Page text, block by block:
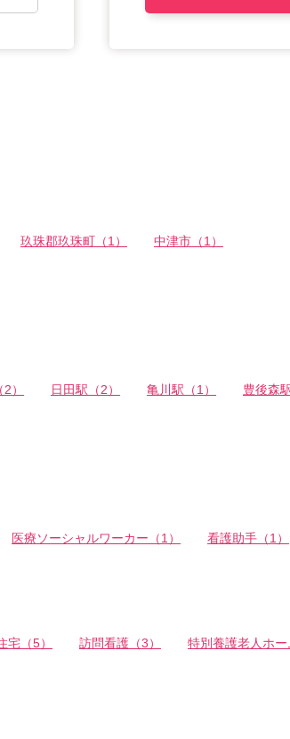
玖珠郡玖珠町（1） 中津市（1）
） 日田駅（2） 亀川駅（1） 豊後森
医療ソーシャルワーカー（1） 看護助手（1）
宅（5） 訪問看護（3） 特別養護老人ホー